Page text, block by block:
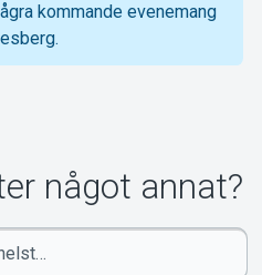
kommande evenemang
något annat?